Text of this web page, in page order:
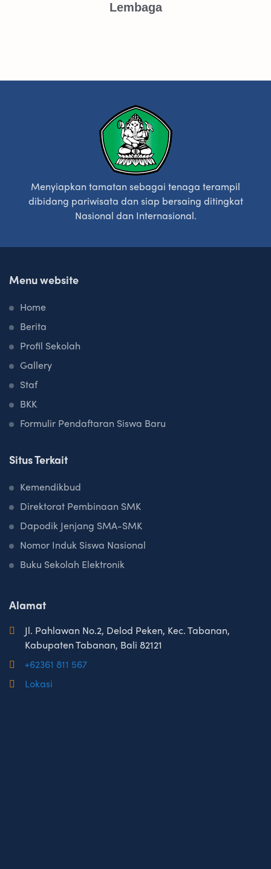
Lembaga
Menyiapkan tamatan sebagai tenaga terampil
dibidang pariwisata dan siap bersaing ditingkat
Nasional dan Internasional.
Menu website
Home
Berita
Profil Sekolah
Gallery
Staf
BKK
Formulir Pendaftaran Siswa Baru
Situs Terkait
Kemendikbud
Direktorat Pembinaan SMK
Dapodik Jenjang SMA-SMK
Nomor Induk Siswa Nasional
Buku Sekolah Elektronik
Alamat
Jl. Pahlawan No.2, Delod Peken, Kec. Tabanan,
Kabupaten Tabanan, Bali 82121
+62361 811 567
Lokasi